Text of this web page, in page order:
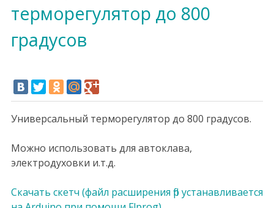
терморегулятор до 800
градусов
Универсальный терморегулятор до 800 градусов.
Можно использовать для автоклава,
электродуховки и.т.д.
Скачать скетч (файл расширения flp устанавливается